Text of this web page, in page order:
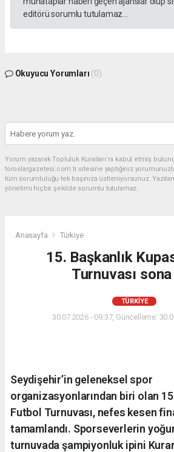
editörü sorumlu tutulamaz...
Okuyucu Yorumları (0)
Yorum yazarak Topluluk Kuralları’nı kabul etmiş
toroslargazetesi.com.tr sitesine yaptığınız
tüm sorumluluğu tek başınıza üstleniyorsunuz.
yönetimi hiçbir şekilde sorumlu tutulamaz.
Anasayfa Türkiye
15. Başkanlık
Turnuvası
TÜRKIYE
30.07.2026 - 09:37, Güncelleme:
Seydişehir’in geleneksel spor
organizasyonlarından biri olan
Futbol Turnuvası, nefes kesen
tamamlandı. Sporseverlerin
turnuvada şampiyonluk ipini